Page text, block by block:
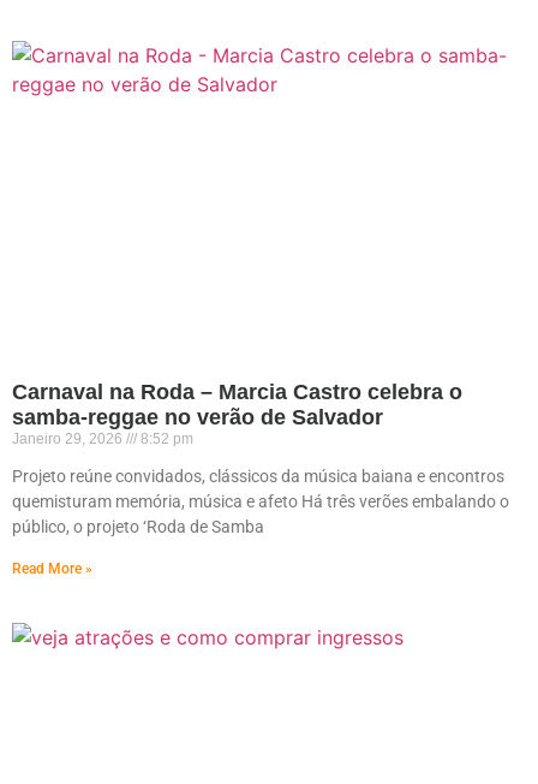
Carnaval na Roda – Marcia Castro celebra o
samba-reggae no verão de Salvador
Janeiro 29, 2026 8:52 pm
Projeto reúne convidados, clássicos da música baiana e encontros
quemisturam memória, música e afeto Há três verões embalando o
público, o projeto ‘Roda de Samba
Read More »